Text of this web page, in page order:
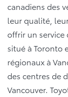
canadiens des
leur qualité,
offrir un service
situé à Toronto
régionaux à
des centres de
Vancouver.